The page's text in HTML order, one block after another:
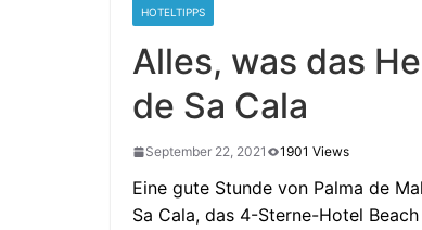
HOTELTIPPS
Alles, was das
de Sa Cala
September 22, 2021 1901 Views
Eine gute Stunde von Palma de
Sa Cala, das 4-Sterne-Hotel